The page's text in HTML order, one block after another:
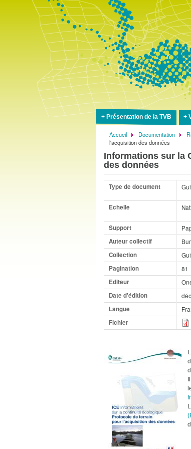
Présentation de la TVB
Fil
d'Ariane
Accueil Documentation
l'acquisition des données
Informations sur la
des données
Type de document
Echelle
Support
Auteur collectif
Collection
Pagination
81
Editeur
Date d'édition
Langue
Fichier